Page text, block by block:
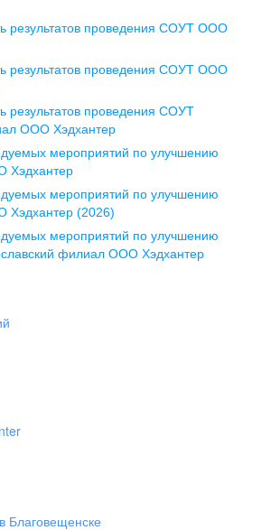
д. 10,
д. 2А, этаж 3,
20,
7 этаж,
результатов проведения СОУТ ООО
результатов проведения СОУТ ООО
результатов проведения СОУТ
ООО Хэдхантер
мероприятий по улучшению
Хэдхантер
мероприятий по улучшению
Хэдхантер (2026)
мероприятий по улучшению
филиал ООО Хэдхантер
Благовещенске